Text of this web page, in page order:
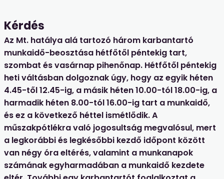
Kérdés
Az Mt. hatálya alá tartozó három karbantartó
munkaidő-beosztása hétfőtől péntekig tart,
szombat és vasárnap pihenőnap. Hétfőtől péntekig
heti váltásban dolgoznak úgy, hogy az egyik héten
4.45-től 12.45-ig, a másik héten 10.00-tól 18.00-ig, a
harmadik héten 8.00-tól 16.00-ig tart a munkaidő,
és ez a következő héttel ismétlődik. A
műszakpótlékra való jogosultság megvalósul, mert
a legkorábbi és legkésőbbi kezdő időpont között
van négy óra eltérés, valamint a munkanapok
számának egyharmadában a munkaidő kezdete